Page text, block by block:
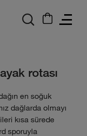
rotası
en soğuk
dağlarda olmayı
kısa sürede
sporuyla